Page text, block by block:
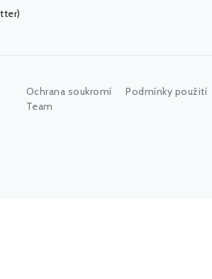
Ochrana soukromí
Podmínky použití
Team